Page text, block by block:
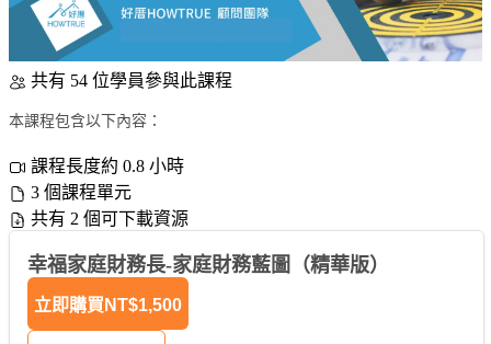
共有 54 位學員參與此課程
本課程包含以下內容：
課程長度約 0.8 小時
3 個課程單元
共有 2 個可下載資源
幸福家庭財務長-家庭財務藍圖（精華版）
立即購買 NT$1,500